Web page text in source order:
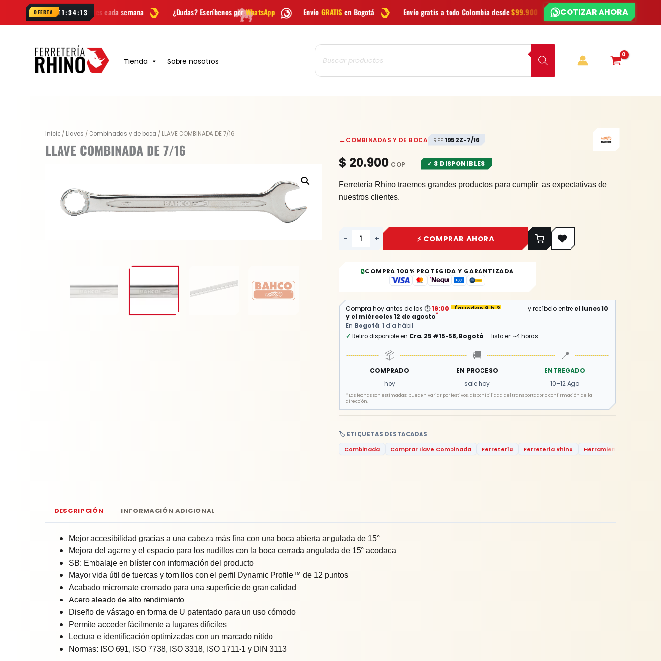
OFERTA 11:34:12
novedades cada semana ¿Dudas? Escríbenos porWhatsApp EnvíoGRATIS en Bogotá Envío gratis a todo Colombia desde$99.900 Las mejores marcasen herramientas
¿CHATEAMOS?
COTIZAR AHORA
Tienda Sobre nosotros
Búsqueda
de
productos
Inicio / Llaves / Combinadas y de boca / LLAVE COMBINADA DE 7/16
LLAVE COMBINADA DE 7/16
←COMBINADAS Y DE BOCA REF.1952Z-7/16
$ 20.900 ✓ 3 DISPONIBLES
Ferretería Rhino traemos grandes productos para cumplir las expectativas de
nuestros clientes.
COMBINADA
DE
7/16
cantidad
- + ⚡ COMPRAR AHORA
🏷️ ETIQUETAS DESTACADAS
Combinada
Comprar Llave Combinada Ferretería Ferretería Rhino Herramientas
🔒COMPRA 100% PROTEGIDA Y GARANTIZADA
Compra hoy antes de las ⏱16:00 (quedan 8 h 34 min y recíbelo entre el lunes 10
y el miércoles 12 de agosto*
En Bogotá: 1 día hábil
✓ Retiro disponible en Cra. 25 #15-58, Bogotá — listo en ~4 horas
📦
COMPRADO
hoy
🚚
EN PROCESO
sale hoy
📍
ENTREGADO
10–12 Ago
* Las fechas son estimadas: pueden variar por festivos, disponibilidad del transportador o confirmación de la
dirección.
DESCRIPCIÓN INFORMACIÓN ADICIONAL
Mejor accesibilidad gracias a una cabeza más fina con una boca abierta angulada de 15°
Mejora del agarre y el espacio para los nudillos con la boca cerrada angulada de 15° acodada
SB: Embalaje en blíster con información del producto
Mayor vida útil de tuercas y tornillos con el perfil Dynamic Profile™ de 12 puntos
Acabado micromate cromado para una superficie de gran calidad
Acero aleado de alto rendimiento
Diseño de vástago en forma de U patentado para un uso cómodo
Permite acceder fácilmente a lugares difíciles
Lectura e identificación optimizadas con un marcado nítido
Normas: ISO 691, ISO 7738, ISO 3318, ISO 1711-1 y DIN 3113